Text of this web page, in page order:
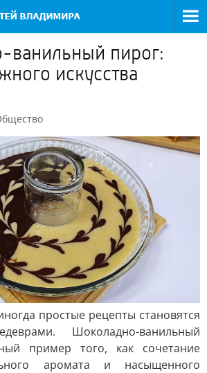
пирог:
искусства
простые рецепты становятся
Шоколадно-ванильный
пример того, как сочетание
аромата и насыщенного